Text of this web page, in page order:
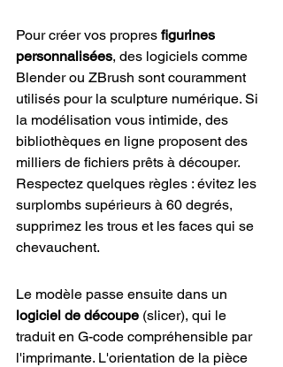
Pour créer vos propres figurines
personnalisées, des logiciels comme
Blender ou ZBrush sont couramment
utilisés pour la sculpture numérique. Si
la modélisation vous intimide, des
bibliothèques en ligne proposent des
milliers de fichiers prêts à découper.
Respectez quelques règles : évitez les
surplombs supérieurs à 60 degrés,
supprimez les trous et les faces qui se
chevauchent.
Le modèle passe ensuite dans un
logiciel de découpe (slicer), qui le
traduit en G-code compréhensible par
l'imprimante. L'orientation de la pièce